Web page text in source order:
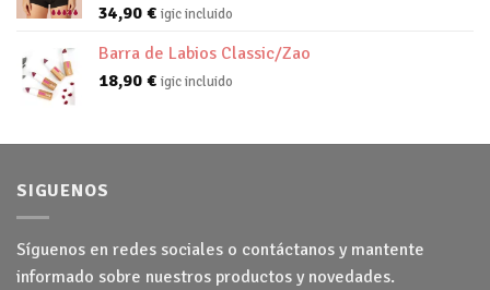
34,90 € igic incluido
Barra de Labios Classic/Zao
18,90 € igic incluido
SIGUENOS
Síguenos en redes sociales o contáctanos y mantente
informado sobre nuestros productos y novedades.